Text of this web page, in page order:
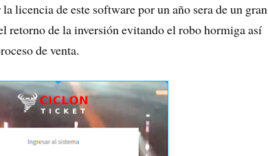
licencia de este software por un año sera de un gran
retorno de la inversión evitando el robo hormiga así
de venta.